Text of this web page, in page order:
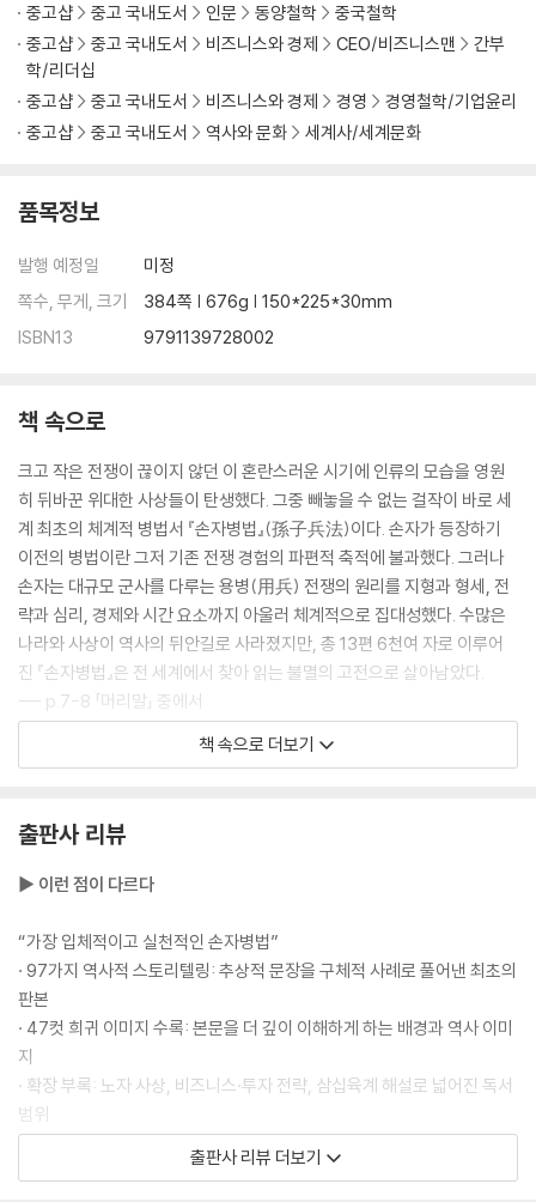
[부록] 전장에서 피어난 노자의 철학 - 평화를 꿈꾼 손자의 병법
제4편 형形│형세를 읽는 자가 승리를 거둔다
· 적이 이기지 못할 싸움을 하라 - 제갈량과 장비의 내기
승자는 이겨놓고 싸우며, 패자는 싸우면서 이기려 든다
· 승리하는 조직의 비결 - 사마양저의 공명정대한 정치
· 전략 없는 전술은 실패한다 - 일본의 진주만 공격
정공으로 맞서고 기습으로 승리하라
· 적의 의표를 찌르다 - 제나라 전단의 계책
흐름을 지배하는 자가 싸움을 지배한다
· 적임자를 골라 믿고 맡겨라 - 제갈량과 조조의 용인술
· 배경이 아닌 능력을 보라 - 세종대왕의 인재 등용
· 경영의 근본은 인재를 얻는 데 있다 - 당 태종의 믿음과 보답
· 사람의 일이 곧 모든 일을 좌우한다 - 측천무후의 군자만조(君子滿朝)
· 허물보다 본질에 집중하라 - 술주정꾼을 사령관에 임용한 링컨
제6편│허실虛實 허실을 꿰뚫어 주도권을 잡아라
· 상대가 원하는 대로 끌려다니지 마라 - 영락제의 몽골 원정
나를 감추어 적을 드러내라
· 속내를 감추고 결정타를 날려라 - 일곱 나라의 반란을 제압한 주아부
흐름을 읽고 허를 찔러라
· 실상을 감추고 허를 꿰뚫어라 - 원수의 손으로 자신의 이름을 빛낸 손빈
제7편│군쟁軍爭 주도권 경쟁의 기술
주도권 경쟁이 승패를 결정한다
· 때로는 돌아가는 길이 가장 빠르다 - 위나라 등애의 우회 전략
· 이로움의 이면에는 해로움이 있다 - 진시황의 만리장성 축조
중고샵
중고 국내도서 인문 동양철학
중국철학
중고샵
중고 국내도서 비즈니스와 경제 CEO/비즈니스맨
간부
학/리더십
중고샵
중고 국내도서 비즈니스와 경제 경영
경영철학/기업윤리
중고샵
중고 국내도서 역사와 문화 세계사/세계문화
품목정보
발행 예정일
미정
쪽수, 무게, 크기
384쪽 | 676g | 150*225*30mm
ISBN13
9791139728002
책 속으로
크고 작은 전쟁이 끊이지 않던 이 혼란스러운 시기에 인류의 모습을 영원
히 뒤바꾼 위대한 사상들이 탄생했다. 그중 빼놓을 수 없는 걸작이 바로 세
계 최초의 체계적 병법서 『손자병법』(孫子兵法)이다. 손자가 등장하기
이전의 병법이란 그저 기존 전쟁 경험의 파편적 축적에 불과했다. 그러나
손자는 대규모 군사를 다루는 용병(用兵) 전쟁의 원리를 지형과 형세, 전
략과 심리, 경제와 시간 요소까지 아울러 체계적으로 집대성했다. 수많은
나라와 사상이 역사의 뒤안길로 사라졌지만, 총 13편 6천여 자로 이루어
진 『손자병법』은 전 세계에서 찾아 읽는 불멸의 고전으로 살아남았다.
--- p.7-8 「머리말」 중에서
『손자병법』의 핵심 사상은 “먼저 필승의 형세를 갖춘 뒤에야 싸움을 시작
전편에 걸쳐 일관적으로 승산 없는 전쟁을 시작해서는 안 되며, 반드시 유
리한 형세를 조성한 뒤에 작전을 실행해야 한다는 확고한 원칙을 제시한
--- p. 24「제1편│계」 중에서
전쟁이란 국가의 대사이다. 수많은 사람의 생사와 국가의 존망이 달린 일
이므로, 반드시 신중하게 살피지 않으면 안 된다. 이를 위해서는 다섯 가지
요소를 기준 삼아 적과 아군 양측의 여러 상황을 비교함으로써 승패를 파
악해야 한다. … 도(道)란 백성들로 하여금 윗사람과 한마음 한뜻이 되어
공생공사하고 두려워하거나 의심하지 않게 만드는 것이다. … 장수는 이
다섯 가지 요소를 모두 깊이 파악해야 한다. 오직 이를 파악한 자만이 전쟁
에서 승리를 획득할 수 있다.
--- p.25-26 「제1편│계」 중에서
책 속으로 더보기
출판사 리뷰
▶ 이런 점이 다르다
“가장 입체적이고 실천적인 손자병법”
· 97가지 역사적 스토리텔링: 추상적 문장을 구체적 사례로 풀어낸 최초의
판본
· 47컷 희귀 이미지 수록: 본문을 더 깊이 이해하게 하는 배경과 역사 이미
지
· 확장 부록: 노자 사상, 비즈니스·투자 전략, 삼십육계 해설로 넓어진 독서
범위
· 충실한 주석과 원문 병기: 초심자·전문가 모두 만족할 수 있는 엄밀성과
출판사 리뷰 더보기